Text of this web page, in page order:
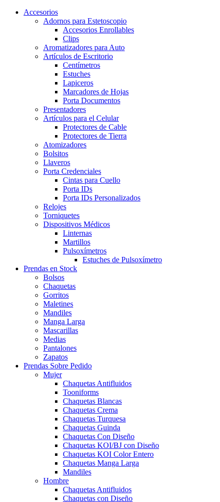
Accesorios
Adornos para Estetoscopio
Accesorios Enrollables
Clips
Aromatizadores para Auto
Artículos de Escritorio
Centímetros
Estuches
Lapiceros
Marcadores de Hojas
Porta Documentos
Presentadores
Artículos para el Celular
Protectores de Cable
Protectores de Tierra
Atomizadores
Bolsitos
Llaveros
Porta Credenciales
Cintas para Cuello
Porta IDs
Porta IDs Personalizados
Relojes
Torniquetes
Dispositivos Médicos
Linternas
Martillos
Pulsoxímetros
Estuches de Pulsoxímetro
Prendas en Stock
Bolsos
Chaquetas
Gorritos
Maletines
Mandiles
Manga Larga
Mascarillas
Medias
Pantalones
Zapatos
Prendas Sobre Pedido
Mujer
Chaquetas Antifluidos
Tooniforms
Chaquetas Blancas
Chaquetas Crema
Chaquetas Turquesa
Chaquetas Guinda
Chaquetas Con Diseño
Chaquetas KOI/BJ con Diseño
Chaquetas KOI Color Entero
Chaquetas Manga Larga
Mandiles
Hombre
Chaquetas Antifluidos
Chaquetas con Diseño